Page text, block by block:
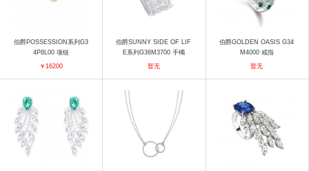
伯爵POSSESSION系列G3
4P8L00 项链
￥16200
伯爵SUNNY SIDE OF LIF
E系列G36M3700 手镯
暂无
伯爵GOLDEN OASIS G34
M4000 戒指
暂无